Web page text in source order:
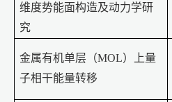
维度势能面构造及动力学研
究
金属有机单层（MOL）上量
子相干能量转移